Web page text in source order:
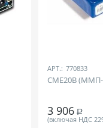
АРТ.: 770833
СМЕ20В
3 906 Р
(включая НДС